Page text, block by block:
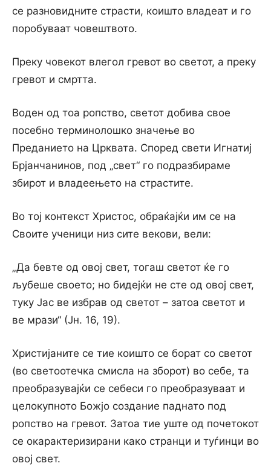
се разновидните страсти, коишто владеат и го
поробуваат човештвото.
Преку човекот влегол гревот во светот, а преку
гревот и смртта.
Воден од тоа ропство, светот добива свое
посебно терминолошко значење во
Преданието на Црквата. Според свети Игнатиј
Брјанчанинов, под „свет“ го подразбираме
збирот и владеењето на страстите.
Во тој контекст Христос, обраќајќи им се на
Своите ученици низ сите векови, вели:
„Да бевте од овој свет, тогаш светот ќе го
љубеше своето; но бидејќи не сте од овој свет,
туку Јас ве избрав од светот – затоа светот и
ве мрази“ (Јн. 16, 19).
Христијаните се тие коишто се борат со светот
(во светоотечка смисла на зборот) во себе, та
преобразувајќи се себеси го преобразуваат и
целокупното Божјо создание паднато под
ропство на гревот. Затоа тие уште од почетокот
се окарактеризирани како странци и туѓинци во
овој свет.